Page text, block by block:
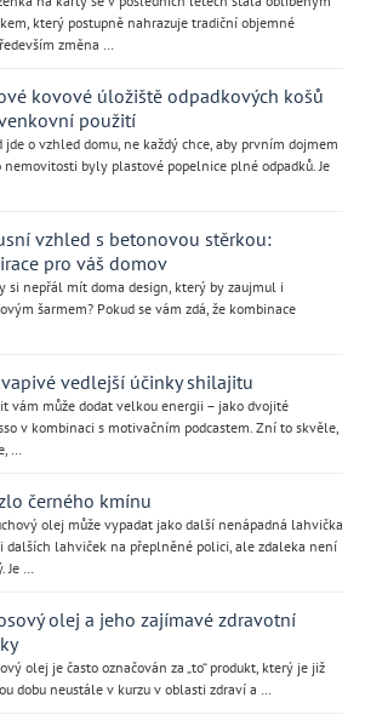
který postupně nahrazuje tradiční objemné
změna …
kovové úložiště odpadkových košů
použití
jde o vzhled domu, ne každý chce, aby prvním dojmem
nemovitosti byly plastové popelnice plné odpadků. Je
vzhled s betonovou stěrkou:
pro váš domov
si nepřál mít doma design, který by zaujmul i
šarmem? Pokud se vám zdá, že kombinace
vedlejší účinky shilajitu
vám může dodat velkou energii – jako dvojité
v kombinaci s motivačním podcastem. Zní to skvěle,
…
černého kmínu
olej může vypadat jako další nenápadná lahvička
dalších lahviček na přeplněné polici, ale zdaleka není
Je …
olej a jeho zajímavé zdravotní
olej je často označován za „to“ produkt, který je již
dobu neustále v kurzu v oblasti zdraví a …